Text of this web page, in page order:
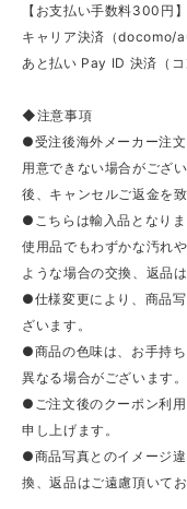
【お支払い手数料300円】
キャリア決済（docomo/
あと払い Pay ID 決済（コ
◆注意事項
●受注後海外メーカー注
用意できない場合がござ
後、キャンセルご返金を致
●こちらは輸入品となり
使用品でもわずかな汚れ
ような場合の交換、返品
●仕様変更により、商品
ざいます。
●商品の色味は、お手持
異なる場合がございます。
●ご注文後のクーポン利
申し上げます。
●商品写真とのイメージ
換、返品はご遠慮頂いてお